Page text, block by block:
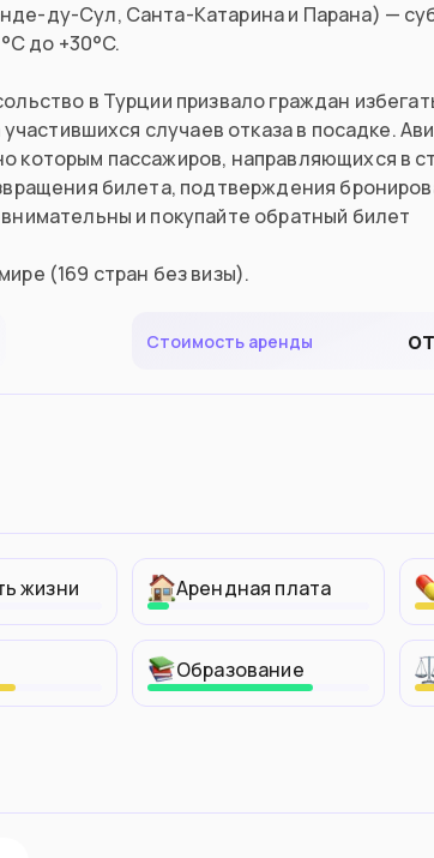
ду-Сул, Санта-Катарина и Парана) —
до +30°C.
в Турции призвало граждан
случаев отказа в посадке.
которым пассажиров, направляющихся в
билета, подтверждения
и покупайте обратный билет
(169 стран без визы).
Стоимость аренды от
жизни Арендная плата
Образование